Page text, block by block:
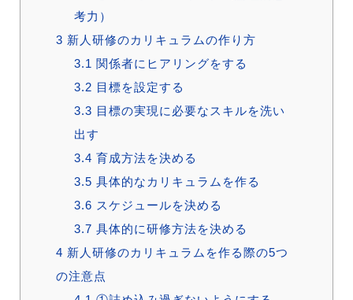
考力）
3 新人研修のカリキュラムの作り方
3.1 関係者にヒアリングをする
3.2 目標を設定する
3.3 目標の実現に必要なスキルを洗い
出す
3.4 育成方法を決める
3.5 具体的なカリキュラムを作る
3.6 スケジュールを決める
3.7 具体的に研修方法を決める
4 新人研修のカリキュラムを作る際の5つ
の注意点